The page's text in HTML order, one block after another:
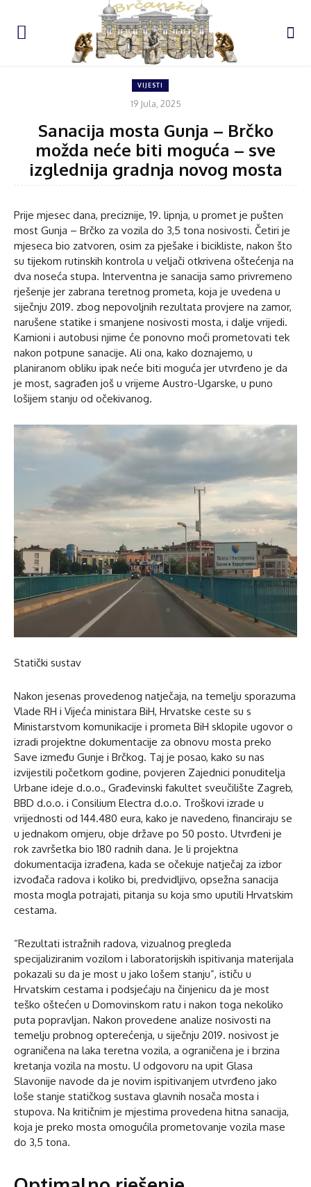
VIJESTI
19 Jula, 2025
Sanacija mosta Gunja – Brčko
možda neće biti moguća – sve
izglednija gradnja novog mosta
Prije mjesec dana, preciznije, 19. lipnja, u promet je pušten
most Gunja – Brčko za vozila do 3,5 tona nosivosti. Četiri je
mjeseca bio zatvoren, osim za pješake i bicikliste, nakon što
su tijekom rutinskih kontrola u veljači otkrivena oštećenja na
dva noseća stupa. Interventna je sanacija samo privremeno
rješenje jer zabrana teretnog prometa, koja je uvedena u
siječnju 2019. zbog nepovoljnih rezultata provjere na zamor,
narušene statike i smanjene nosivosti mosta, i dalje vrijedi.
Kamioni i autobusi njime će ponovno moći prometovati tek
nakon potpune sanacije. Ali ona, kako doznajemo, u
planiranom obliku ipak neće biti moguća jer utvrđeno je da
je most, sagrađen još u vrijeme Austro-Ugarske, u puno
lošijem stanju od očekivanog.
Statički sustav
Nakon jesenas provedenog natječaja, na temelju sporazuma
Vlade RH i Vijeća ministara BiH, Hrvatske ceste su s
Ministarstvom komunikacije i prometa BiH sklopile ugovor o
izradi projektne dokumentacije za obnovu mosta preko
Save između Gunje i Brčkog. Taj je posao, kako su nas
izvijestili početkom godine, povjeren Zajednici ponuditelja
Urbane ideje d.o.o., Građevinski fakultet sveučilište Zagreb,
BBD d.o.o. i Consilium Electra d.o.o. Troškovi izrade u
vrijednosti od 144.480 eura, kako je navedeno, financiraju se
u jednakom omjeru, obje države po 50 posto. Utvrđeni je
rok završetka bio 180 radnih dana. Je li projektna
dokumentacija izrađena, kada se očekuje natječaj za izbor
izvođača radova i koliko bi, predvidljivo, opsežna sanacija
mosta mogla potrajati, pitanja su koja smo uputili Hrvatskim
cestama.
“Rezultati istražnih radova, vizualnog pregleda
specijaliziranim vozilom i laboratorijskih ispitivanja materijala
pokazali su da je most u jako lošem stanju”, ističu u
Hrvatskim cestama i podsjećaju na činjenicu da je most
teško oštećen u Domovinskom ratu i nakon toga nekoliko
puta popravljan. Nakon provedene analize nosivosti na
temelju probnog opterećenja, u siječnju 2019. nosivost je
ograničena na laka teretna vozila, a ograničena je i brzina
kretanja vozila na mostu. U odgovoru na upit Glasa
Slavonije navode da je novim ispitivanjem utvrđeno jako
loše stanje statičkog sustava glavnih nosača mosta i
stupova. Na kritičnim je mjestima provedena hitna sanacija,
koja je preko mosta omogućila prometovanje vozila mase
do 3,5 tona.